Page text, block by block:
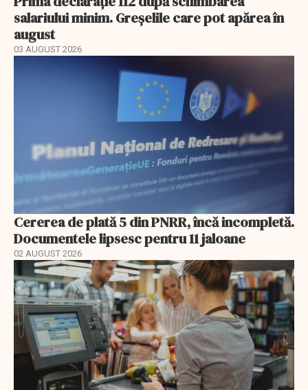
salariului minim. Greșelile care pot apărea în
august
03 AUGUST 2026
Cererea de plată 5 din PNRR, încă incompletă.
Documentele lipsesc pentru 11 jaloane
02 AUGUST 2026